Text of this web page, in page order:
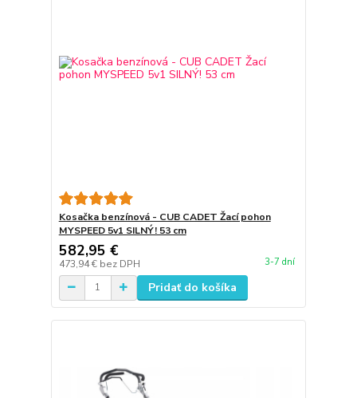
Kosačka benzínová - CUB CADET Žací pohon
MYSPEED 5v1 SILNÝ! 53 cm
582,95 €
473,94 € bez DPH 3-7 dní
Pridať do košíka